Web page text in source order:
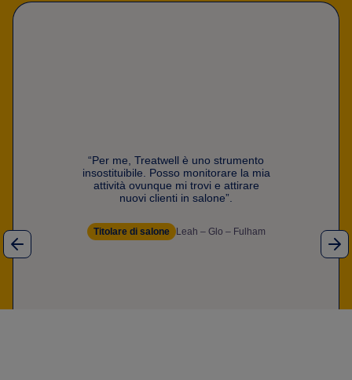
“Per me, Treatwell è uno strumento
insostituibile. Posso monitorare la mia
attività ovunque mi trovi e attirare
nuovi clienti in salone”.
Titolare di salone Leah – Glo – Fulham